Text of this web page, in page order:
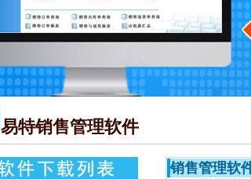
易特销售管理软件
销售管理软